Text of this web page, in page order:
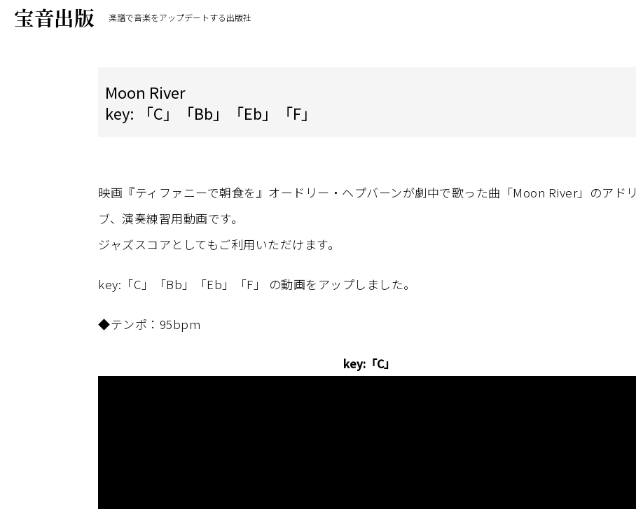
楽譜で音楽をアップデートする出版社
Moon River
key: 「C」「Bb」「Eb」「F」
映画『ティファニーで朝食を』オードリー・ヘプバーンが劇中で歌った曲「Moon River」のアドリ
ブ、演奏練習用動画です。
ジャズスコアとしてもご利用いただけます。
key:「C」「Bb」「Eb」「F」 の動画をアップしました。
◆テンポ：95bpm
key:「C」